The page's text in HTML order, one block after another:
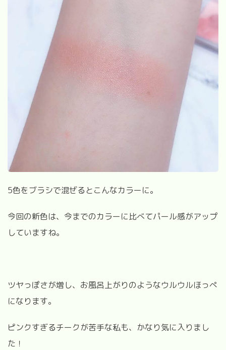
5色をブラシで混ぜるとこんなカラーに。
今回の新色は、今までのカラーに比べてパール感がアップ
していますね。
ツヤっぽさが増し、お風呂上がりのようなウルウルほっぺ
になります。
ピンクすぎるチークが苦手な私も、かなり気に入りまし
た！